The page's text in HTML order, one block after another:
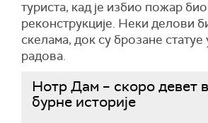
туриста, кад је избио пожар
реконструкције. Неки делови
скелама, док су брозане
радова.
Нотр Дам – скоро девет
бурне историје